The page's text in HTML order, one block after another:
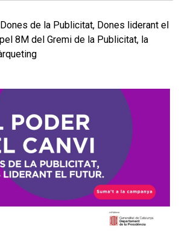
de la Publicitat, Dones liderant el
8M del Gremi de la Publicitat, la